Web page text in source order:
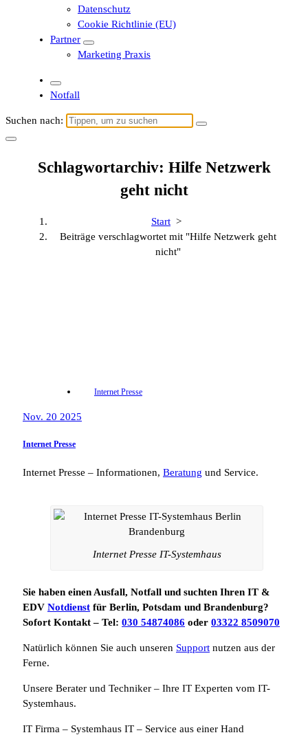
Datenschutz
Cookie Richtlinie (EU)
Partner
Marketing Praxis
Notfall
Suchen nach:
Schlagwortarchiv: Hilfe Netzwerk
geht nicht
Start >
Beiträge verschlagwortet mit "Hilfe Netzwerk geht
nicht"
Internet Presse
Nov. 20 2025
Internet Presse
Internet Presse – Informationen, Beratung und Service.
Internet Presse IT-Systemhaus
Sie haben einen Ausfall, Notfall und suchten Ihren IT &
EDV Notdienst für Berlin, Potsdam und Brandenburg?
Sofort Kontakt – Tel: 030 54874086 oder 03322 8509070
Natürlich können Sie auch unseren Support nutzen aus der
Ferne.
Unsere Berater und Techniker – Ihre IT Experten vom IT-
Systemhaus.
IT Firma – Systemhaus IT – Service aus einer Hand